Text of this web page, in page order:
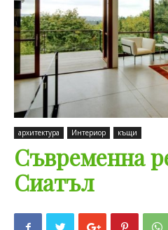
архитектура Интериор къщи
Съвременна
Сиатъл